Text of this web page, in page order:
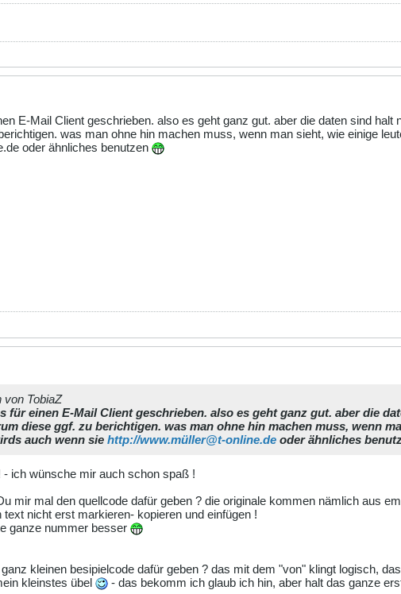
E-Mail Client geschrieben. also es geht ganz gut. aber die daten sind
was man ohne hin machen muss, wenn man sieht, wie einige
oder ähnliches benutzen
von TobiaZ
für einen E-Mail Client geschrieben. also es geht ganz gut. aber die
diese ggf. zu berichtigen. was man ohne hin machen muss, wenn
auch wenn sie http://www.müller@t-online.de oder ähnliches
ich wünsche mir auch schon spaß !
mir mal den quellcode dafür geben ? die originale kommen nämlich aus
nicht erst markieren- kopieren und einfügen !
ganze nummer besser
kleinen besipielcode dafür geben ? das mit dem "von" klingt logisch,
kleinstes übel
- das bekomm ich glaub ich hin, aber halt das ganze